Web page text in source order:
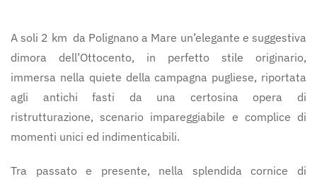
A soli 2 km da Polignano a Mare un’elegante e suggestiva
dimora dell’Ottocento, in perfetto stile originario,
immersa nella quiete della campagna pugliese, riportata
agli antichi fasti da una certosina opera di
ristrutturazione, scenario impareggiabile e complice di
momenti unici ed indimenticabili.
Tra passato e presente, nella splendida cornice di